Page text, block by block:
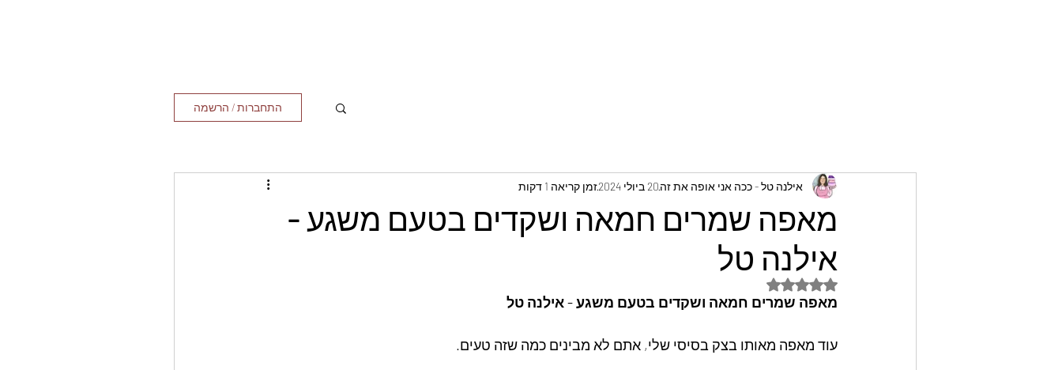
התחברות / הרשמה
מאפה שמרים חמאה ושקדים בטעם משגע -
אילנה טל
אילנה טל - ככה אני אופה את זה20 ביולי 2024 זמן קריאה 1 דקות
דירוג של NaN מתוך 5 כוכבים
מאפה שמרים חמאה ושקדים בטעם משגע - אילנה טל
עוד מאפה מאותו בצק בסיסי שלי, אתם לא מבינים כמה שזה טעים.